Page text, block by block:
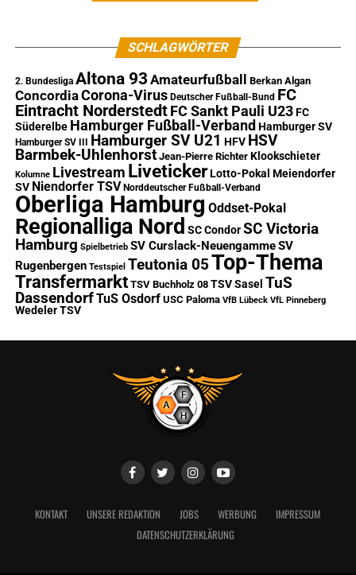
SCHLAGWÖRTER
2. Bundesliga Altona 93 Amateurfußball Berkan Algan
ConcordiaCorona-Virus Deutscher Fußball-Bund FC
Eintracht Norderstedt FC Sankt Pauli U23 FC
Süderelbe Hamburger Fußball-Verband Hamburger SV
Hamburger SV III Hamburger SV U21 HFV HSV
Barmbek-Uhlenhorst Jean-Pierre Richter Klookschieter
Kolumne Livestream Liveticker Lotto-Pokal Meiendorfer
SV Niendorfer TSV Norddeutscher Fußball-Verband
Oberliga Hamburg Oddset-Pokal
Regionalliga Nord SC Condor SC Victoria
Hamburg Spielbetrieb SV Curslack-NeuengammeSV
Rugenbergen Testspiel Teutonia 05Top-Thema
Transfermarkt TSV Buchholz 08 TSV Sasel TuS
DassendorfTuS Osdorf USC Paloma VfB Lübeck VfL Pinneberg
Wedeler TSV
KONTAKT UNSERE REDAKTION JOBS WERBUNG
IMPRESSUM
DATENSCHUTZERKLÄRUNG